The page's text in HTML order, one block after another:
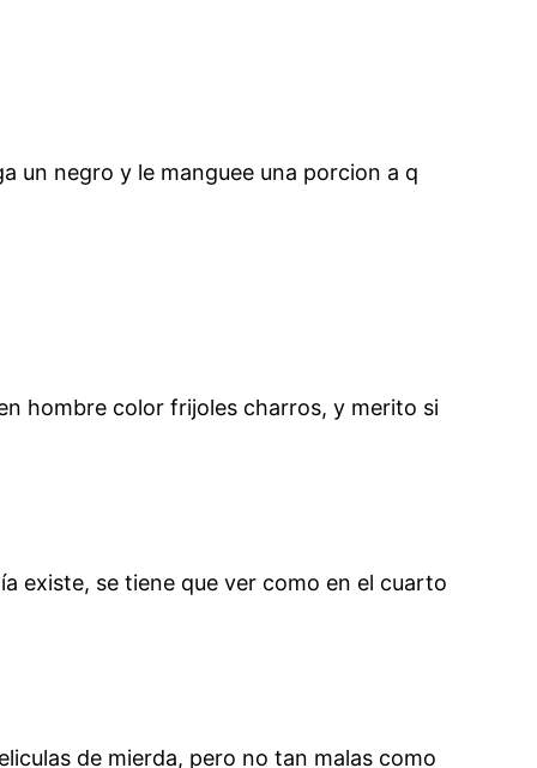
un negro y le manguee una porcion a q
hombre color frijoles charros, y merito si
existe, se tiene que ver como en el cuarto
de mierda, pero no tan malas como